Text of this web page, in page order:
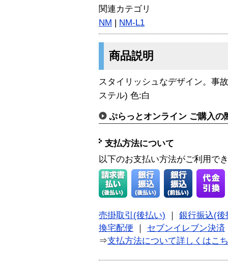
関連カテゴリ
NM | NM-L1
商品説明
スタイリッシュなデザイン。事
ステル) 色:白
ぷらっとオンライン ご購入の
支払方法について
以下のお支払い方法がご利用で
売掛取引(後払い)
銀行振込(後
換宅配便
セブンイレブン決済
⇒支払方法について詳しくはこ